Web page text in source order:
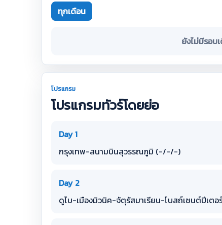
ทุกเดือน
ยังไม่มีรอบ
โปรแกรม
โปรแกรมทัวร์โดยย่อ
Day 1
กรุงเทพ-สนามบินสุวรรณภูมิ (-/-/-)
Day 2
ดูไบ-เมืองมิวนิค-จัตุรัสมาเรียน-โบสถ์เซนต์ปีเต